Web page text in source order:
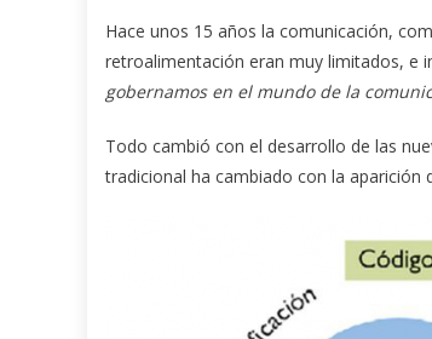
Hace unos 15 años la comunicación,
retroalimentación eran muy limitados, e
gobernamos en el mundo de la
Todo cambió con el desarrollo de las
tradicional ha cambiado con la aparición